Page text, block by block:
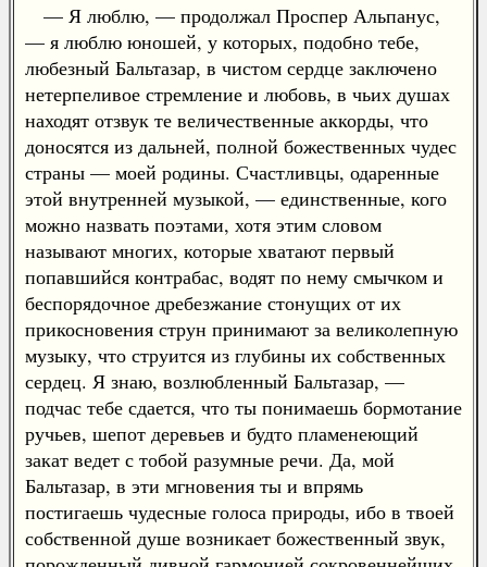
— Я люблю, — продолжал Проспер Альпанус,
— я люблю юношей, у которых, подобно тебе,
любезный Бальтазар, в чистом сердце заключено
нетерпеливое стремление и любовь, в чьих душах
находят отзвук те величественные аккорды, что
доносятся из дальней, полной божественных чудес
страны — моей родины. Счастливцы, одаренные
этой внутренней музыкой, — единственные, кого
можно назвать поэтами, хотя этим словом
называют многих, которые хватают первый
попавшийся контрабас, водят по нему смычком и
беспорядочное дребезжание стонущих от их
прикосновения струн принимают за великолепную
музыку, что струится из глубины их собственных
сердец. Я знаю, возлюбленный Бальтазар, —
подчас тебе сдается, что ты понимаешь бормотание
ручьев, шепот деревьев и будто пламенеющий
закат ведет с тобой разумные речи. Да, мой
Бальтазар, в эти мгновения ты и впрямь
постигаешь чудесные голоса природы, ибо в твоей
собственной душе возникает божественный звук,